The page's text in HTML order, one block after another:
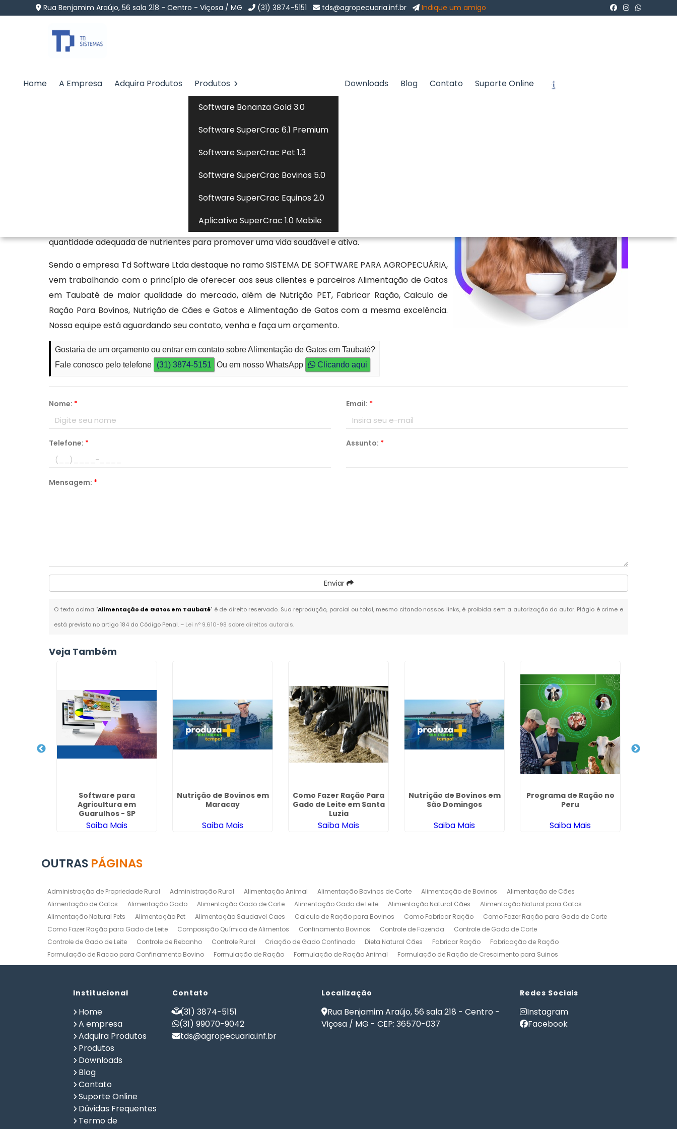
Rua Benjamim Araújo, 56 sala 218 - Centro - Viçosa / MG (31) 3874-5151 tds@agropecuaria.inf.br Indique um amigo
Home A Empresa Adquira Produtos Produtos
Software Bonanza Gold 3.0
Software SuperCrac 6.1 Premium
Software SuperCrac Pet 1.3
Software SuperCrac Bovinos 5.0
Software SuperCrac Equinos 2.0
Aplicativo SuperCrac 1.0 Mobile
Downloads Blog Contato Suporte Online
Alimentação de Gatos em Taubaté
inclui a formulação de rações balanceadas, que atendem às necessidades nutricionais específicas
dos gatos, como proteínas, gorduras, vitaminas e minerais. Utilizando tecnologia avançada, as
saúde e preferências alimentares dos gatos. Esse enfoque garante que cada gato receba a
quantidade adequada de nutrientes para promover uma vida saudável e ativa.
Sendo a empresa Td Software Ltda destaque no ramo SISTEMA DE SOFTWARE PARA AGROPECUÁRIA,
vem trabalhando com o princípio de oferecer aos seus clientes e parceiros Alimentação de Gatos
em Taubaté de maior qualidade do mercado, além de Nutrição PET, Fabricar Ração, Calculo de
Ração Para Bovinos, Nutrição de Cães e Gatos e Alimentação de Gatos com a mesma excelência.
Nossa equipe está aguardando seu contato, venha e faça um orçamento.
Gostaria de um orçamento ou entrar em contato sobre Alimentação de Gatos em Taubaté?
Fale conosco pelo telefone
(31) 3874-5151 Ou em nosso WhatsApp Clicando aqui
Nome: * Email: *
Telefone: * Assunto: *
Mensagem: *
Enviar
O texto acima "Alimentação de Gatos em Taubaté" é de direito reservado. Sua reprodução, parcial ou total, mesmo citando nossos links, é proibida sem a autorização do autor. Plágio é crime e
está previsto no artigo 184 do Código Penal. – Lei n° 9.610-98 sobre direitos autorais.
Veja Também
Software para
Agricultura em
Guarulhos - SP
Saiba Mais
Nutrição de Bovinos em
Maracay
Saiba Mais
Como Fazer Ração Para
Gado de Leite em Santa
Luzia
Saiba Mais
Nutrição de Bovinos em
São Domingos
Saiba Mais
Programa de Ração no
Peru
Saiba Mais
OUTRAS PÁGINAS
Administração de Propriedade Rural Administração Rural Alimentação Animal Alimentação Bovinos de Corte Alimentação de Bovinos
Alimentação de Cães
Alimentação de Gatos
Alimentação Gado Alimentação Gado de Corte Alimentação Gado de Leite Alimentação Natural Cães
Alimentação Natural para Gatos
Alimentação Natural Pets
Alimentação Pet Alimentação Saudavel Caes Calculo de Ração para Bovinos Como Fabricar Ração
Como Fazer Ração para Gado de Corte
Como Fazer Ração para Gado de Leite
Composição Química de Alimentos Confinamento Bovinos Controle de Fazenda
Controle de Gado de Corte
Controle de Gado de Leite
Controle de Rebanho Controle Rural Criação de Gado Confinado Dieta Natural Cães Fabricar Ração
Fabricação de Ração
Formulação de Racao para Confinamento Bovino
Formulação de Ração Formulação de Ração Animal
Formulação de Ração de Crescimento para Suinos
Formulação de Ração de Postura para Galinhas
Formulação de Ração para Aves de Postura Formulação de Ração para Bezerros
Formulação de Ração para Bovinos
Formulação de Ração para Frango de Corte
Formulação de Ração para Gado Leiteiro Formulação de Ração para Peixes
Formulação de Ração para Suínos
Gerenciamento de Fazendas
Gerenciamento Rural Gestão Rural Nutrição de Bovinos Nutrição de Cães e Gatos
Nutrição PET
Planilha Formulação de Ração Vacas Leiteiras
Programa de Formulação de Ração para Bovinos
Software Administração Rural
Software de Gestão de Propriedade Rural
Software de Ração
Software para Agricultura
Institucional
Home
A empresa
Adquira Produtos
Produtos
Downloads
Blog
Contato
Suporte Online
Dúvidas Frequentes
Termo de
Contato
(31) 3874-5151
(31) 99070-9042
tds@agropecuaria.inf.br
Localização
Rua Benjamim Araújo, 56 sala 218 - Centro -
Viçosa / MG - CEP: 36570-037
Redes Sociais
Instagram
Facebook